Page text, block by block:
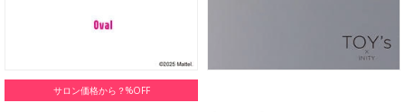
サロン価格から？%OFF